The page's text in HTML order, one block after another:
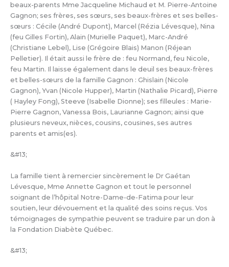
beaux-parents Mme Jacqueline Michaud et M. Pierre-Antoine
Gagnon; ses frères, ses sœurs, ses beaux-frères et ses belles-
sœurs : Cécile (André Dupont), Marcel (Rézia Lévesque), Nina
(feu Gilles Fortin), Alain (Murielle Paquet), Marc-André
(Christiane Lebel), Lise (Grégoire Blais) Manon (Réjean
Pelletier). Il était aussi le frère de : feu Normand, feu Nicole,
feu Martin. Il laisse également dans le deuil ses beaux-frères
et belles-sœurs de la famille Gagnon : Ghislain (Nicole
Gagnon), Yvan (Nicole Hupper), Martin (Nathalie Picard), Pierre
( Hayley Fong), Steeve (Isabelle Dionne); ses filleules : Marie-
Pierre Gagnon, Vanessa Bois, Laurianne Gagnon; ainsi que
plusieurs neveux, nièces, cousins, cousines, ses autres
parents et amis(es).
&#13;
La famille tient à remercier sincèrement le Dr Gaétan
Lévesque, Mme Annette Gagnon et tout le personnel
soignant de l’hôpital Notre-Dame-de-Fatima pour leur
soutien, leur dévouement et la qualité des soins reçus. Vos
témoignages de sympathie peuvent se traduire par un don à
la Fondation Diabète Québec.
&#13;